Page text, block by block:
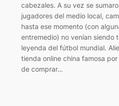
cabezales. A su vez se
jugadores del medio local,
hasta ese momento (con
entremedio) no venían siendo
leyenda del fútbol mundial.
tienda online china famosa
de comprar…